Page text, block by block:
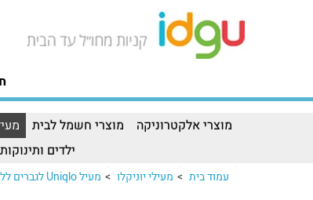
מוצרי אלקטרוניקה מוצרי חשמל לבית
ילדים ותינוקות
עמוד בית > מעילי יוניקלו > מעיל Uniqlo לגברים ללא כובע בצבעמעיל Uniqlo לגברים ללא כובע בצבע..